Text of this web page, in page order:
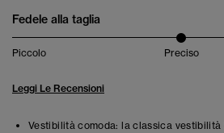
Fedele alla taglia
Piccolo Preciso
Leggi Le Recensioni
Vestibilità comoda: la classica vestibilità